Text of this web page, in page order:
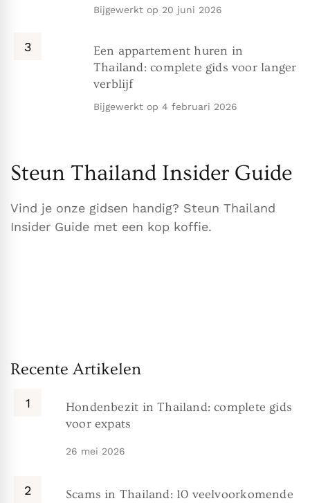
Bijgewerkt op 20 juni 2026
Een appartement huren in
Thailand: complete gids voor langer
verblijf
Bijgewerkt op 4 februari 2026
Steun Thailand Insider Guide
Vind je onze gidsen handig? Steun Thailand
Insider Guide met een kop koffie.
Recente Artikelen
Hondenbezit in Thailand: complete gids
voor expats
26 mei 2026
Scams in Thailand: 10 veelvoorkomende